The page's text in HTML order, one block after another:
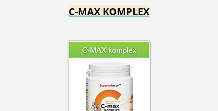
C-MAX KOMPLEX